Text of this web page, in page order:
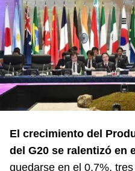
El crecimiento del
del G20 se ralentizó en
quedarse en el 0,7%,